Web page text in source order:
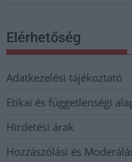
Elérhetőség
Adatkezelési tájékoztató
Etikai és függetlenségi
Hirdetési árak
Hozzászólási és